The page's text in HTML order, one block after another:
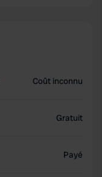
Coût inconnu
Gratuit
Payé